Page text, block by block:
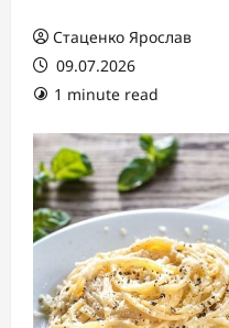
Стаценко Ярослав
09.07.2026
1 minute read